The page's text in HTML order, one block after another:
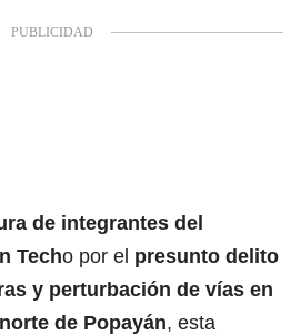
de integrantes del
Techo por el presunto delito
y perturbación de vías en
de Popayán, esta